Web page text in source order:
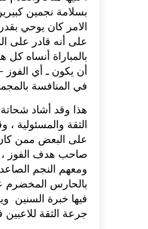
بسلامة نجمين
الامر كان يوحي
على أنه قادر على
بالمباراة أنساه كل
أن يكون ـ أي الفوز‮
في المنافسة
هذا وقد أشاد شحاتة
الثقة والمسئولية‮ ‬،‮
على البعض ممن
صاحب هدف الفوز‮ ‬،‮
‬ومعهم النجم
بالحارس المخضرم
فيها خبرة السنين‮
جرعة الثقة للاعبين